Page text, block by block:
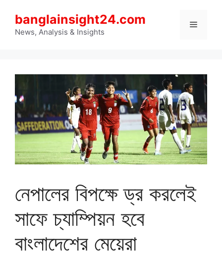
content
banglainsight24.com
News, Analysis & Insights
Menu
নেপালের বিপক্ষে ড্র করলেই
সাফে চ্যাম্পিয়ন হবে
বাংলাদেশের মেয়েরা